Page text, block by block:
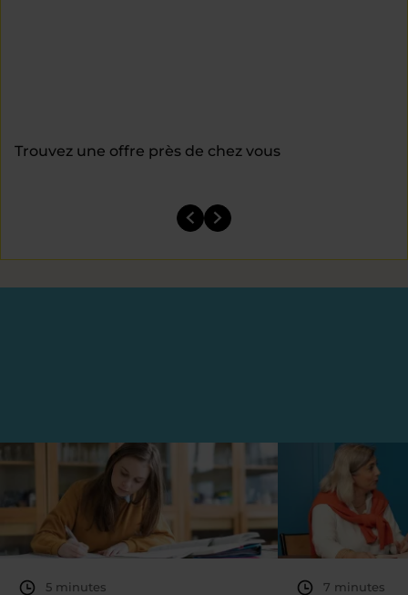
Trouvez une offre près de chez vous
5 minutes 7 minutes